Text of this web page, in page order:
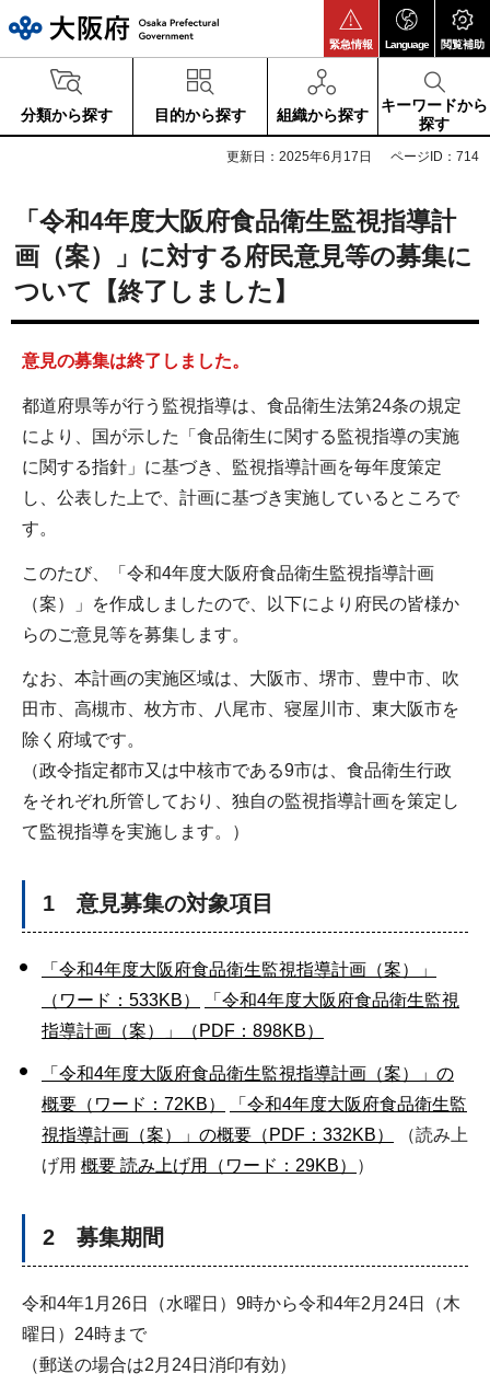
緊急情報 Language 閲覧補助
分類から探す 目的から探す 組織から探す
キーワードから
探す
更新日：2025年6月17日 ページID：714
「令和4年度大阪府食品衛生監視指導計
画（案）」に対する府民意見等の募集に
ついて【終了しました】
意見の募集は終了しました。
都道府県等が行う監視指導は、食品衛生法第24条の規定
により、国が示した「食品衛生に関する監視指導の実施
に関する指針」に基づき、監視指導計画を毎年度策定
し、公表した上で、計画に基づき実施しているところで
す。
このたび、「令和4年度大阪府食品衛生監視指導計画
（案）」を作成しましたので、以下により府民の皆様か
らのご意見等を募集します。
なお、本計画の実施区域は、大阪市、堺市、豊中市、吹
田市、高槻市、枚方市、八尾市、寝屋川市、東大阪市を
除く府域です。
（政令指定都市又は中核市である9市は、食品衛生行政
をそれぞれ所管しており、独自の監視指導計画を策定し
て監視指導を実施します。）
1 意見募集の対象項目
「令和4年度大阪府食品衛生監視指導計画（案）」
（ワード：533KB）
「令和4年度大阪府食品衛生監視
指導計画（案）」（PDF：898KB）
「令和4年度大阪府食品衛生監視指導計画（案）」の
概要（ワード：72KB）
「令和4年度大阪府食品衛生監
視指導計画（案）」の概要（PDF：332KB）
（読み上
げ用 概要 読み上げ用（ワード：29KB） ）
2 募集期間
令和4年1月26日（水曜日）9時から令和4年2月24日（木
曜日）24時まで
（郵送の場合は2月24日消印有効）